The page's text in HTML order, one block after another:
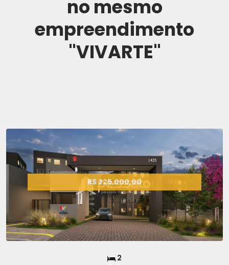
no mesmo
empreendimento
"VIVARTE"
R$ 225.000,00
2